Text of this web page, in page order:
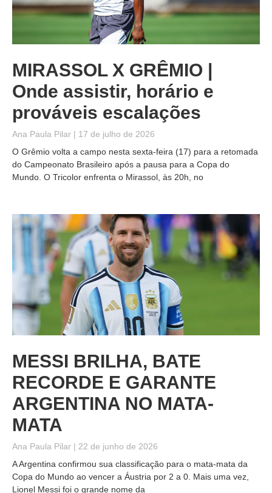
MIRASSOL X GRÊMIO |
Onde assistir, horário e
prováveis escalações
Ana Paula Pilar
17 de julho de 2026
O Grêmio volta a campo nesta sexta-feira (17) para a retomada
do Campeonato Brasileiro após a pausa para a Copa do
Mundo. O Tricolor enfrenta o Mirassol, às 20h, no
MESSI BRILHA, BATE
RECORDE E GARANTE
ARGENTINA NO MATA-
MATA
Ana Paula Pilar
22 de junho de 2026
A Argentina confirmou sua classificação para o mata-mata da
Copa do Mundo ao vencer a Áustria por 2 a 0. Mais uma vez,
Lionel Messi foi o grande nome da